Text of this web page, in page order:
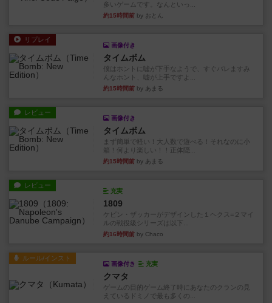
多いゲームです。なんといっ...
約15時間前 by おとん
リプレイ
画像付き
タイムボム
僕はホントに嘘が下手なようで、すぐバレますみ
んなホント、嘘が上手ですよ...
約15時間前 by あまる
レビュー
画像付き
タイムボム
まず簡単で軽い！大人数で遊べる！それなのに小
箱！何より楽しい！！正体隠...
約15時間前 by あまる
レビュー
充実
1809
ケビン・ザッカーがデザインした１ヘクス=２マイ
ルの戦役級シリーズは以下...
約16時間前 by Chaco
ルール/インスト
画像付き 充実
クマタ
ゲームの目的ゲーム終了時にあなたのクランの見
えているドミノで最も多くの...